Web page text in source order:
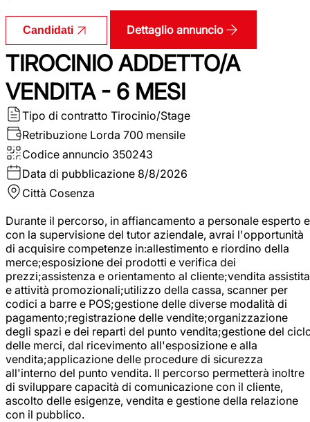
Candidati Dettaglio annuncio
TIROCINIO ADDETTO/A
VENDITA - 6 MESI
Tipo di contratto Tirocinio/Stage
Retribuzione Lorda 700 mensile
Codice annuncio 350243
Data di pubblicazione 8/8/2026
Città Cosenza
Durante il percorso, in affiancamento a personale esperto e
con la supervisione del tutor aziendale, avrai l'opportunità
di acquisire competenze in:allestimento e riordino della
merce;esposizione dei prodotti e verifica dei
prezzi;assistenza e orientamento al cliente;vendita assistita
e attività promozionali;utilizzo della cassa, scanner per
codici a barre e POS;gestione delle diverse modalità di
pagamento;registrazione delle vendite;organizzazione
degli spazi e dei reparti del punto vendita;gestione del
delle merci, dal ricevimento all'esposizione e alla
vendita;applicazione delle procedure di sicurezza
all'interno del punto vendita. Il percorso permetterà inoltre
di sviluppare capacità di comunicazione con il cliente,
ascolto delle esigenze, vendita e gestione della relazione
con il pubblico.